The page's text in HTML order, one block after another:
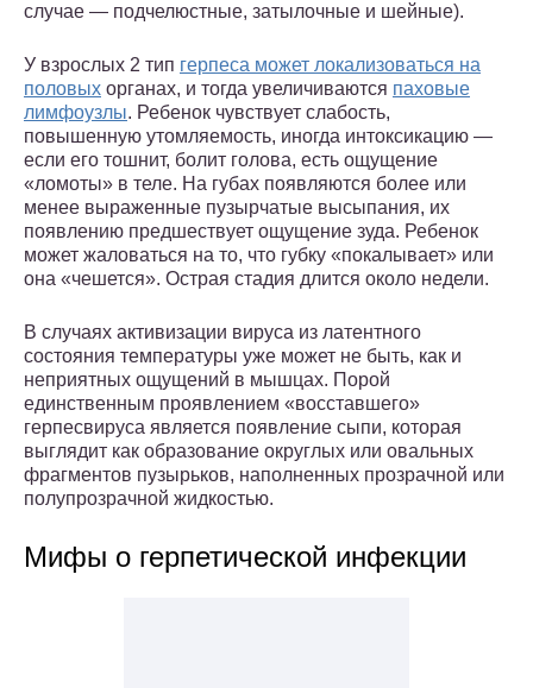
случае — подчелюстные, затылочные и шейные).
У взрослых 2 тип герпеса может локализоваться на
половых органах, и тогда увеличиваются паховые
лимфоузлы. Ребенок чувствует слабость,
повышенную утомляемость, иногда интоксикацию —
если его тошнит, болит голова, есть ощущение
«ломоты» в теле. На губах появляются более или
менее выраженные пузырчатые высыпания, их
появлению предшествует ощущение зуда. Ребенок
может жаловаться на то, что губку «покалывает» или
она «чешется». Острая стадия длится около недели.
В случаях активизации вируса из латентного
состояния температуры уже может не быть, как и
неприятных ощущений в мышцах. Порой
единственным проявлением «восставшего»
герпесвируса является появление сыпи, которая
выглядит как образование округлых или овальных
фрагментов пузырьков, наполненных прозрачной или
полупрозрачной жидкостью.
Мифы о герпетической инфекции